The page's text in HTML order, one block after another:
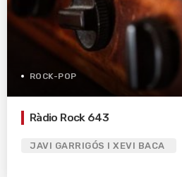
ROCK-POP
Ràdio Rock 643
JAVI GARRIGÓS I XEVI BACA